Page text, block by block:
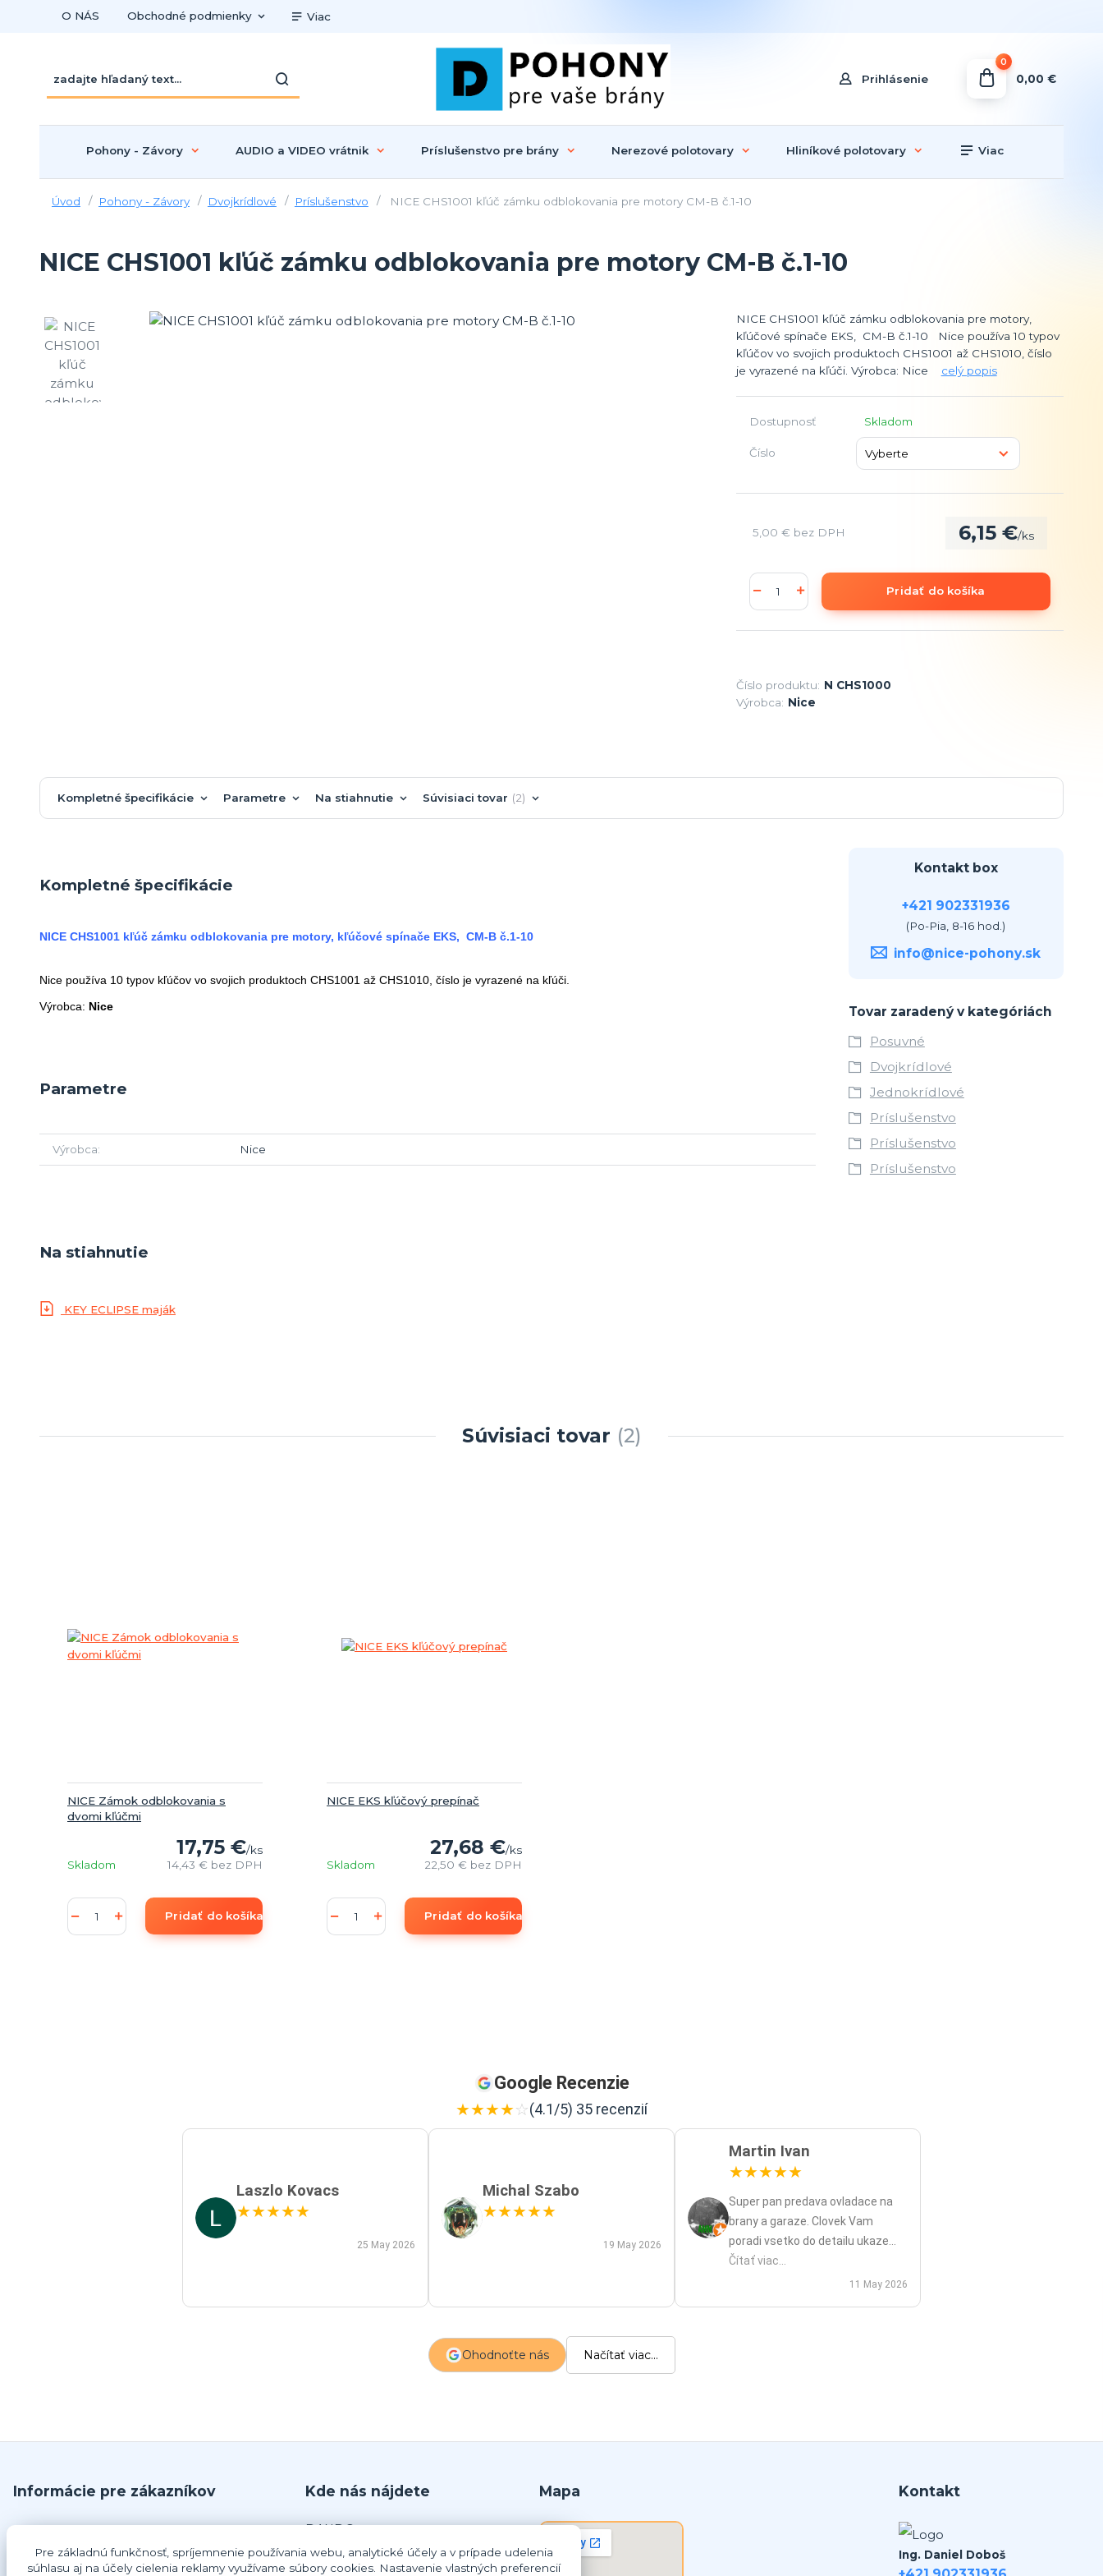
O NÁS Obchodné podmienky Viac
Prihlásenie
0
0,00 €
Pohony - Závory AUDIO a VIDEO vrátnik Príslušenstvo pre brány Nerezové polotovary Hliníkové polotovary Viac
Úvod Pohony - Závory Dvojkrídlové Príslušenstvo NICE CHS1001 kľúč zámku odblokovania pre motory CM-B č.1-10
NICE CHS1001 kľúč zámku odblokovania pre motory CM-B č.1-10
NICE CHS1001 kľúč zámku odblokovania pre motory,
kľúčové spínače EKS, CM-B č.1-10 Nice používa 10 typov
kľúčov vo svojich produktoch CHS1001 až CHS1010, číslo
je vyrazené na kľúči. Výrobca: Nice celý popis
Dostupnosť Skladom
Číslo
6,15 €/ks
5,00 € bez DPH
Pridať do košíka
Číslo produktu: N CHS1000
Výrobca: Nice
Kompletné špecifikácie Parametre Na stiahnutie Súvisiaci tovar 2
Kompletné špecifikácie
NICE CHS1001 kľúč zámku odblokovania pre motory, kľúčové spínače EKS, CM-B č.1-10
Nice používa 10 typov kľúčov vo svojich produktoch CHS1001 až CHS1010, číslo je vyrazené na kľúči.
Výrobca: Nice
Parametre
Výrobca Nice
Kontakt box
+421 902331936
(Po-Pia, 8-16 hod.)
info@nice-pohony.sk
Tovar zaradený v kategóriách
Posuvné
Dvojkrídlové
Jednokrídlové
Príslušenstvo
Príslušenstvo
Príslušenstvo
Na stiahnutie
KEY ECLIPSE maják
Súvisiaci tovar 2
NICE Zámok odblokovania s
dvomi kľúčmi
17,75 €/ks
14,43 € bez DPH
Skladom
Pridať do košíka
NICE EKS kľúčový prepínač
27,68 €/ks
22,50 € bez DPH
Skladom
Pridať do košíka
Google Recenzie
★★★★☆(4.1/5) 35 recenzií
Laszlo Kovacs
★★★★★
25 May 2026
Michal Szabo
★★★★★
19 May 2026
Martin Ivan
★★★★★
Super pan predava ovladace na
brany a garaze. Clovek Vam
poradi vsetko do detailu ukaze
popripade nadstavy priamo na
mieste a ked uz nahodou to nejde
Čítať viac...
11 May 2026
Ohodnoťte nás Načítať viac...
Informácie pre zákazníkov
Obchodné podmienky
Kde nás nájdete
DANDO, s.r.o.
č.679
925 63 Dolná Streda
Mapa Kontakt
Ing. Daniel Doboš
Pre základnú funkčnosť, spríjemnenie používania webu, analytické účely a v prípade udelenia
súhlasu aj na účely cielenia reklamy využívame súbory cookies. Nastavenie vlastných preferencií